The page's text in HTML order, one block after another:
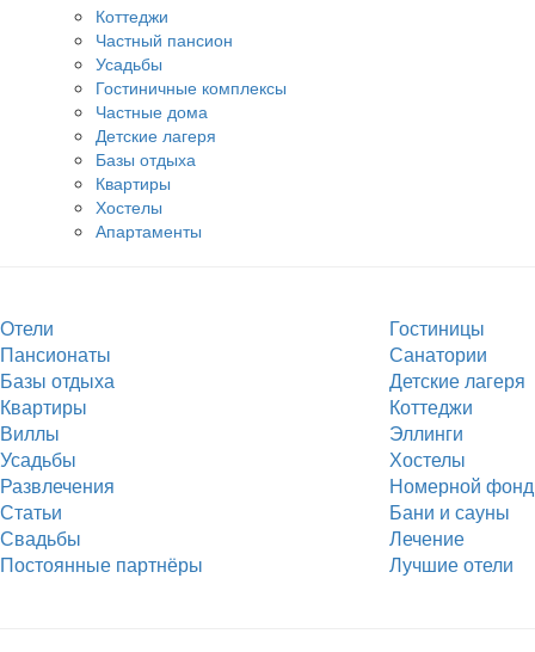
Коттеджи
Частный пансион
Усадьбы
Гостиничные комплексы
Частные дома
Детские лагеря
Базы отдыха
Квартиры
Хостелы
Апартаменты
Отели
Гостиницы
Пансионаты
Санатории
Базы отдыха
Детские лагеря
Квартиры
Коттеджи
Виллы
Эллинги
Усадьбы
Хостелы
Развлечения
Номерной фонд
Статьи
Бани и сауны
Свадьбы
Лечение
Постоянные партнёры
Лучшие отели